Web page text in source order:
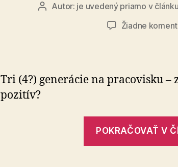
AutorAutor: je uvedený priamo v článku
Žiadne
Tri (4?) generácie na pracovisku
pozitív?
POKRAČOVAŤ V